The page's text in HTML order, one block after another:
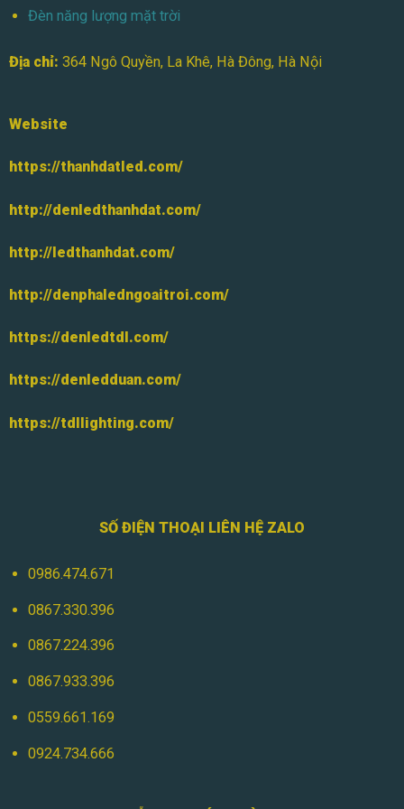
Đèn năng lượng mặt trời
Địa chỉ: 364 Ngô Quyền, La Khê, Hà Đông, Hà Nội
Website
https://thanhdatled.com/
http://denledthanhdat.com/
http://ledthanhdat.com/
http://denphaledngoaitroi.com/
https://denledtdl.com/
https://denledduan.com/
https://tdllighting.com/
SỐ ĐIỆN THOẠI LIÊN HỆ ZALO
0986.474.671
0867.330.396
0867.224.396
0867.933.396
0559.661.169
0924.734.666